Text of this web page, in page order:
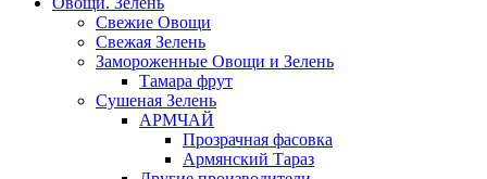
Свежие Овощи
Свежая Зелень
Замороженные Овощи и Зелень
Тамара фрут
Сушеная Зелень
АРМЧАЙ
Прозрачная фасовка
Армянский Тараз